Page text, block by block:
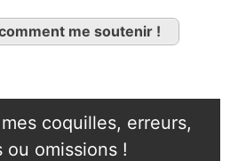
me soutenir !
coquilles, erreurs,
ou omissions !